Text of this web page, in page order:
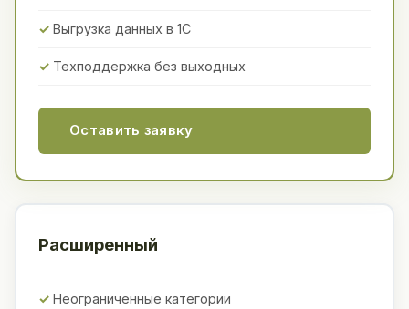
Выгрузка данных в 1С
Техподдержка без выходных
Оставить заявку
Расширенный
Неограниченные категории